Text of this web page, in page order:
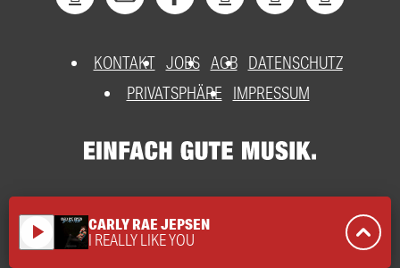
KONTAKT JOBS AGB DATENSCHUTZ
PRIVATSPHÄRE
IMPRESSUM
play_arrow CARLY RAE JEPSEN
I REALLY LIKE YOU